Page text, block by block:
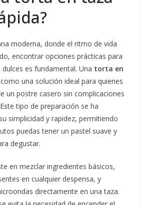
moderna, donde el ritmo de vida
encontrar opciones prácticas para
es fundamental. Una torta en
una solución ideal para quienes
un postre casero sin complicaciones
tipo de preparación se ha
simplicidad y rapidez, permitiendo
puedas tener un pastel suave y
degustar.
en mezclar ingredientes básicos,
en cualquier despensa, y
directamente en una taza.